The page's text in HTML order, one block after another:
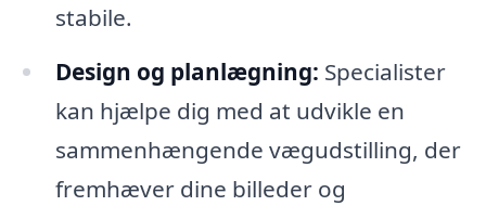
stabile.
Design og planlægning: Specialister
kan hjælpe dig med at udvikle en
sammenhængende vægudstilling, der
fremhæver dine billeder og